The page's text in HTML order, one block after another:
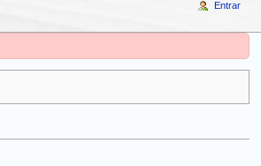
Entrar